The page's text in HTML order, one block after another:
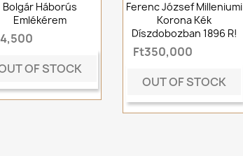
Bolgár Háborús
Emlékérem
OF STOCK
Ferenc József Milleniumi
Korona Kék
Díszdobozban 1896 R!
Ft350,000
OUT OF STOCK